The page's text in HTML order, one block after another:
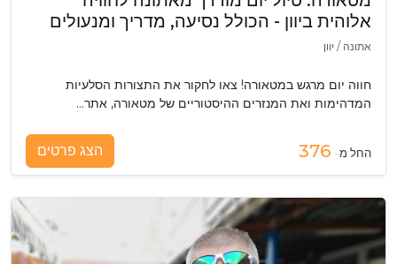
אלוהית ביוון - הכולל נסיעה, מדריך ומנעולים
אתונה / יוון
חווה יום מרגש במטאורה! צאו לחקור את התצורות הסלעיות
המדהימות ואת המנזרים ההיסטוריים של מטאורה, אתר‮…
החל מ- הצג פרטים